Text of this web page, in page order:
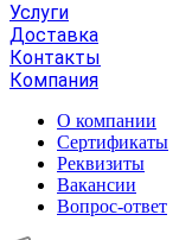
Услуги
Доставка
Контакты
Компания
О компании
Сертификаты
Реквизиты
Вакансии
Вопрос-ответ